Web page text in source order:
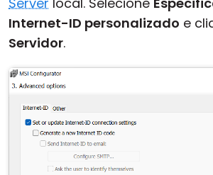
Internet-ID personalizado e
Servidor.